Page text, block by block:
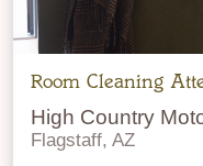
Room Cleaning
High Country
Flagstaff, AZ